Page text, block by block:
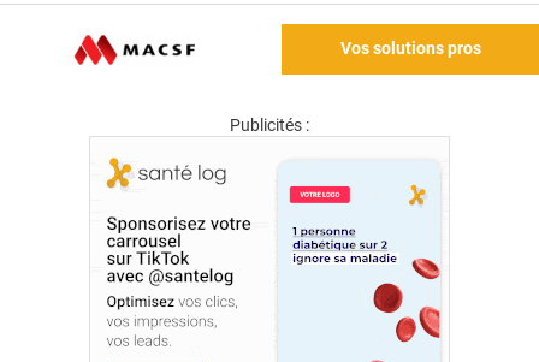
Vos solutions pros
Publicités :